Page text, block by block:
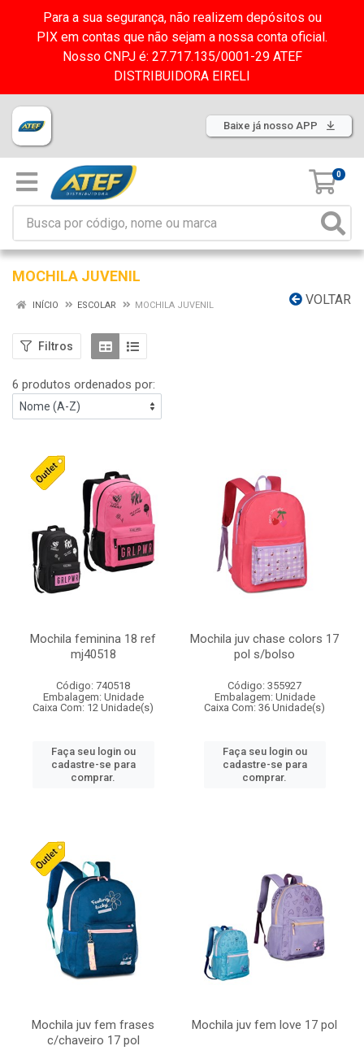
Para a sua segurança, não realizem depósitos ou
PIX em contas que não sejam a nossa conta oficial.
Nosso CNPJ é: 27.717.135/0001-29 ATEF
DISTRIBUIDORA EIRELI
Baixe já nosso APP
0
MOCHILA JUVENIL
VOLTAR
INÍCIO ESCOLAR MOCHILA JUVENIL
Filtros
6 produtos ordenados por:
Mochila feminina 18 ref
mj40518
Código: 740518
Embalagem: Unidade
Caixa Com: 12 Unidade(s)
Faça seu login ou
cadastre-se para
comprar.
Mochila juv chase colors 17
pol s/bolso
Código: 355927
Embalagem: Unidade
Caixa Com: 36 Unidade(s)
Faça seu login ou
cadastre-se para
comprar.
Mochila juv fem frases
c/chaveiro 17 pol
Mochila juv fem love 17 pol